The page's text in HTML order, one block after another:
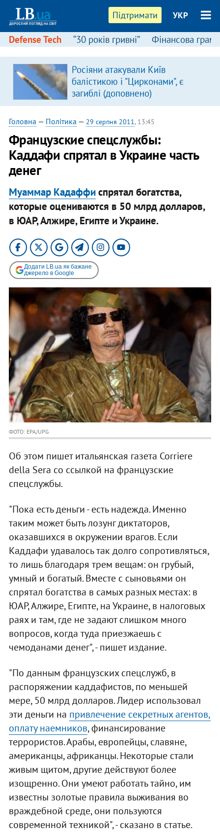
Підтримати УКР
Defense Tech “30 років гривні” Фінансова
Росіяни атакували Київ
балістикою і "Цирконами", є
загиблі (доповнено)
Головна — Політика — 29 серпня 2011, 13:45
Французские спецслужбы:
Каддафи спрятал в Украине часть
денег
Муаммар Кадаффиспрятал богатства,
которые оцениваются в 50 млрд долларов,
в ЮАР, Алжире, Египте и Украине.
Додати LB.ua як бажане
джерело в Google
ФОТО: EPA/UPG
Об этом пишет итальянская газета Corriere
della Sera со ссылкой на французские
спецслужбы.
"Пока есть деньги - есть надежда. Именно
таким может быть лозунг диктаторов,
оказавшихся в окружении врагов. Если
Каддафи удавалось так долго сопротивляться,
то лишь благодаря трем вещам: он грубый,
умный и богатый. Вместе с сыновьями он
спрятал богатства в самых разных местах: в
ЮАР, Алжире, Египте, на Украине, в налоговых
раях и там, где не задают слишком много
вопросов, когда туда приезжаешь с
чемоданами денег", - пишет издание.
"По данным французских спецслужб, в
распоряжении каддафистов, по меньшей
мере, 50 млрд долларов. Лидер использовал
эти деньги на привлечение секретных агентов,
оплату наемников, финансирование
террористов. Арабы, европейцы, славяне,
американцы, африканцы. Некоторые стали
живым щитом, другие действуют более
изощренно. Они умеют работать тайно, им
известны золотые правила выживания во
враждебной среде, они пользуются
современной техникой", - сказано в статье.